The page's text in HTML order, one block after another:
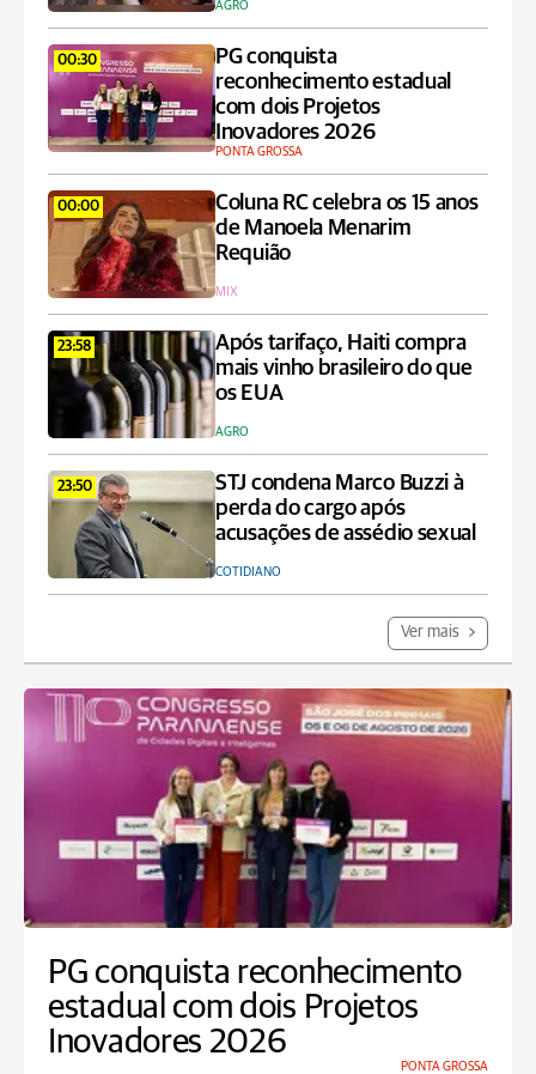
AGRO
00:30
PG conquista
reconhecimento estadual
com dois Projetos
Inovadores 2026
PONTA GROSSA
00:00
Coluna RC celebra os 15 anos
de Manoela Menarim
Requião
MIX
23:58
Após tarifaço, Haiti compra
mais vinho brasileiro do que
os EUA
AGRO
23:50
STJ condena Marco Buzzi à
perda do cargo após
acusações de assédio sexual
COTIDIANO
Ver mais
PG conquista reconhecimento
estadual com dois Projetos
Inovadores 2026
PONTA GROSSA